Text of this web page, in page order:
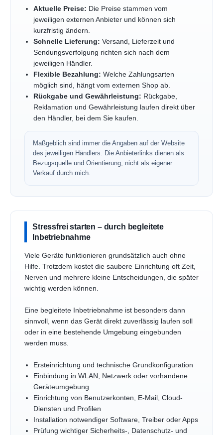
Aktuelle Preise: Die Preise stammen vom
jeweiligen externen Anbieter und können sich
kurzfristig ändern.
Schnelle Lieferung: Versand, Lieferzeit und
Sendungsverfolgung richten sich nach dem
jeweiligen Händler.
Flexible Bezahlung: Welche Zahlungsarten
möglich sind, hängt vom externen Shop ab.
Rückgabe und Gewährleistung: Rückgabe,
Reklamation und Gewährleistung laufen direkt über
den Händler, bei dem Sie kaufen.
Maßgeblich sind immer die Angaben auf der Website
des jeweiligen Händlers. Die Anbieterlinks dienen als
Bezugsquelle und Orientierung, nicht als eigener
Verkauf durch mich.
Stressfrei starten – durch begleitete
Inbetriebnahme
Viele Geräte funktionieren grundsätzlich auch ohne
Hilfe. Trotzdem kostet die saubere Einrichtung oft Zeit,
Nerven und mehrere kleine Entscheidungen, die später
wichtig werden können.
Eine begleitete Inbetriebnahme ist besonders dann
sinnvoll, wenn das Gerät direkt zuverlässig laufen soll
oder in eine bestehende Umgebung eingebunden
werden muss.
Ersteinrichtung und technische Grundkonfiguration
Einbindung in WLAN, Netzwerk oder vorhandene
Geräteumgebung
Einrichtung von Benutzerkonten, E-Mail, Cloud-
Diensten und Profilen
Installation notwendiger Software, Treiber oder Apps
Prüfung wichtiger Sicherheits-, Datenschutz- und